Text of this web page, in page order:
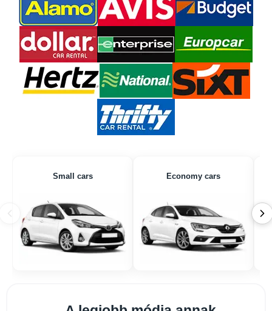
Small cars Economy cars